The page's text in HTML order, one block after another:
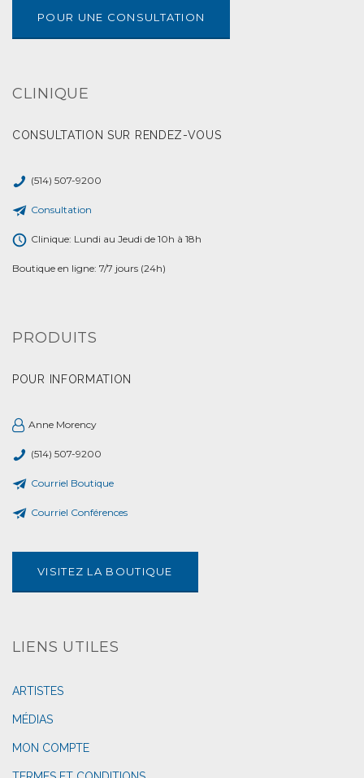
POUR UNE CONSULTATION
CLINIQUE
CONSULTATION SUR RENDEZ-VOUS
(514) 507-9200
Consultation
Clinique: Lundi au Jeudi de 10h à 18h
Boutique en ligne: 7/7 jours (24h)
PRODUITS
POUR INFORMATION
Anne Morency
(514) 507-9200
Courriel Boutique
Courriel Conférences
VISITEZ LA BOUTIQUE
LIENS UTILES
ARTISTES
MÉDIAS
MON COMPTE